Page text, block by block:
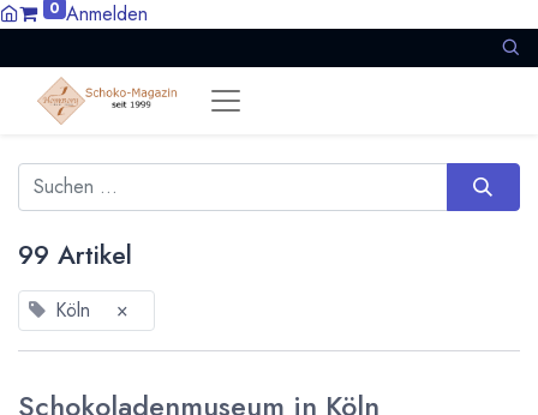
0 Anmelden
99 Artikel
Köln ×